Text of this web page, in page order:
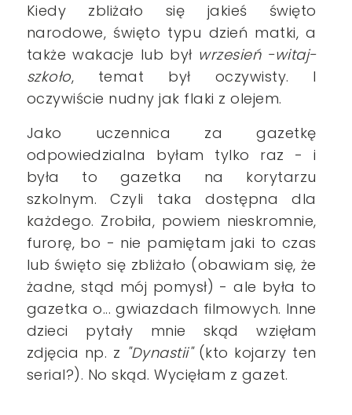
Kiedy zbliżało się jakieś święto
narodowe, święto typu dzień matki, a
także wakacje lub byłwrzesień -witaj-
szkoło, temat był oczywisty. I
oczywiście nudny jak flaki z olejem.
Jako uczennica za gazetkę
odpowiedzialna byłam tylko raz - i
była to gazetka na korytarzu
szkolnym. Czyli taka dostępna dla
każdego. Zrobiła, powiem nieskromnie,
furorę, bo - nie pamiętam jaki to czas
lub święto się zbliżało (obawiam się, że
żadne, stąd mój pomysł) - ale była to
gazetka o... gwiazdach filmowych. Inne
dzieci pytały mnie skąd wzięłam
zdjęcia np. z "Dynastii"(kto kojarzy ten
serial?). No skąd. Wycięłam z gazet.